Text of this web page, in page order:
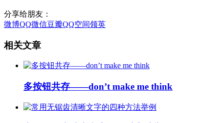
分享给朋友：
微博QQ微信豆瓣QQ空间领英
相关文章
多按钮共存——don’t make me think